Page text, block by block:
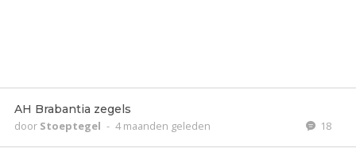
AH Brabantia zegels
door Stoeptegel - 4 maanden geleden 18